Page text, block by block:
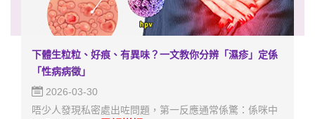
下體生粒粒、好痕、有異味？一文教你分辨「濕疹」定係
「性病病徵」
2026-03-30
唔少人發現私密處出咗問題，第一反應通常係驚：係咪中